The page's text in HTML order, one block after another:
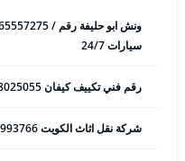
سيارات 24/7
رقم فني تكييف كيفان 98025055 فني تكييف مركزي 24 ساعة
شركة نقل اثاث الكويت 50993766 هاف لوري وانيت نقل عفش